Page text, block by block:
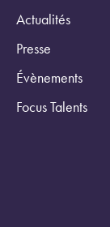
Actualités
Presse
Évènements
Focus Talents